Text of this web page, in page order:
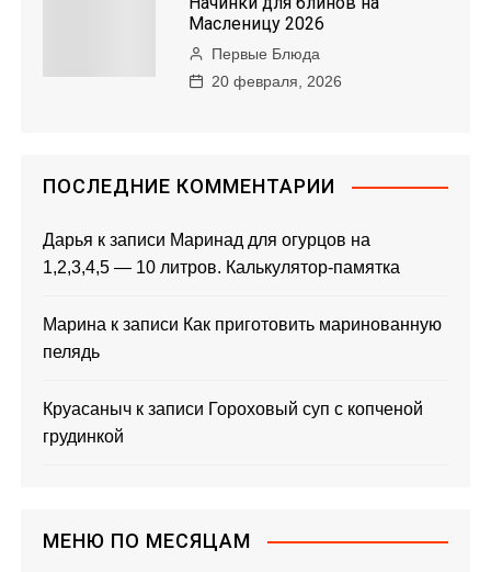
Масленицу 2026
Первые Блюда
20 февраля, 2026
ПОСЛЕДНИЕ КОММЕНТАРИИ
Дарья к записи Маринад для огурцов на
1,2,3,4,5 — 10 литров. Калькулятор-памятка
Марина к записи Как приготовить маринованную
пелядь
Круасаныч к записи Гороховый суп с копченой
грудинкой
МЕНЮ ПО МЕСЯЦАМ